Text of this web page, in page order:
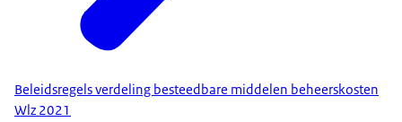
Beleidsregels verdeling besteedbare middelen beheerskosten
Wlz 2021